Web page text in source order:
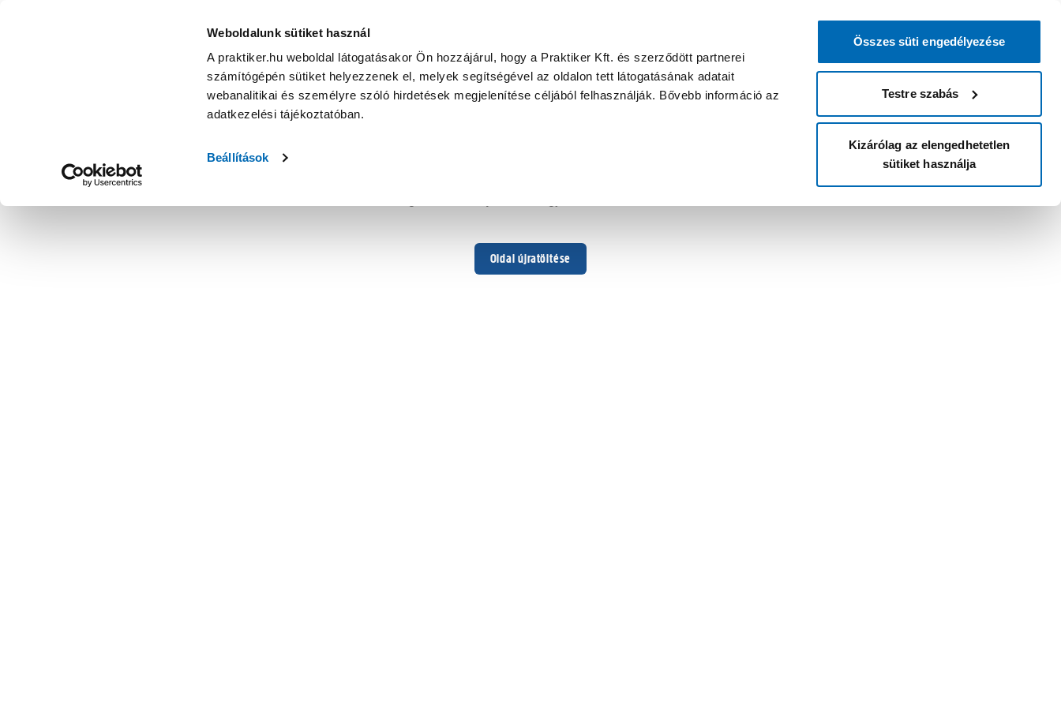
Weboldalunk sütiket használ
A praktiker.hu weboldal látogatásakor Ön hozzájárul, hogy a Praktiker Kft. és szerződött partnerei
számítógépén sütiket helyezzenek el, melyek segítségével az oldalon tett látogatásának adatait
webanalitikai és személyre szóló hirdetések megjelenítése céljából felhasználják. Bővebb információ az
adatkezelési tájékoztatóban.
Beállítások
Összes süti engedélyezése
Testre szabás
Kizárólag az elengedhetetlen
sütiket használja
Oldal újratöltése